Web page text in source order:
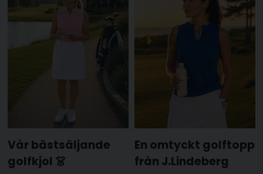
Vår bästsäljande
golfkjol 👗
En omtyckt golftopp
från J.Lindeberg